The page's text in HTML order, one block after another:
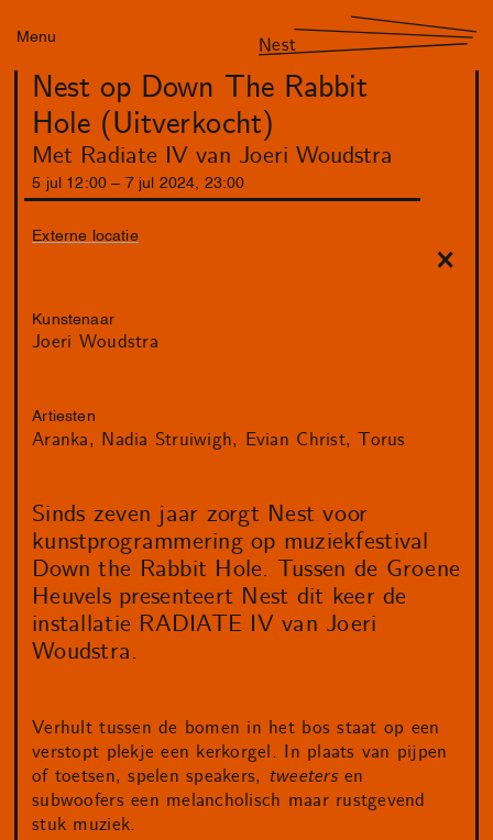
Menu Nest
Nest op Down The Rabbit
Hole (Uitverkocht)
Met Radiate IV van Joeri Woudstra
5 jul 12 :00 7 jul 2024 23 :00
Externe locatie
Kunstenaar
Joeri Woudstra
Artiesten
Aranka Nadia Struiwigh Evian Christ Torus
Sinds zeven jaar zorgt Nest voor
kunstprogrammering op muziekfestival
Down the Rabbit Hole. Tussen de Groene
Heuvels presenteert Nest dit keer de
installatie RADIATE IV van Joeri
Woudstra.
Verhult tussen de bomen in het bos staat op een
verstopt plekje een kerkorgel. In plaats van pijpen
of toetsen, spelen speakers, tweetersen
subwoofers een melancholisch maar rustgevend
stuk muziek.